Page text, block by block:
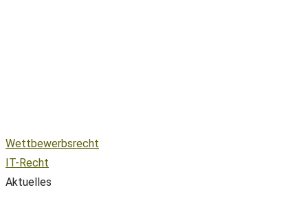
Wettbewerbsrecht
IT-Recht
Aktuelles